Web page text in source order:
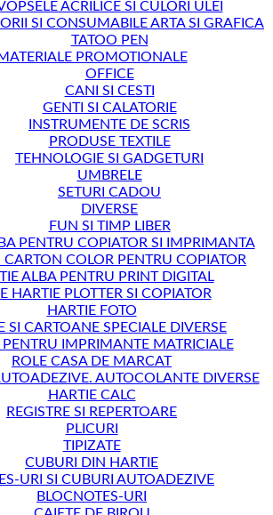
ACRILICE SI CULORI ULEI
SI CONSUMABILE ARTA SI GRAFICA
TATOO PEN
PROMOTIONALE
OFFICE
CANI SI CESTI
GENTI SI CALATORIE
INSTRUMENTE DE SCRIS
PRODUSE TEXTILE
TEHNOLOGIE SI GADGETURI
UMBRELE
SETURI CADOU
DIVERSE
FUN SI TIMP LIBER
PENTRU COPIATOR SI IMPRIMANTA
CARTON COLOR PENTRU COPIATOR
ALBA PENTRU PRINT DIGITAL
HARTIE PLOTTER SI COPIATOR
HARTIE FOTO
SI CARTOANE SPECIALE DIVERSE
PENTRU IMPRIMANTE MATRICIALE
ROLE CASA DE MARCAT
AUTOCOLANTE DIVERSE
HARTIE CALC
REGISTRE SI REPERTOARE
PLICURI
TIPIZATE
CUBURI DIN HARTIE
URI SI CUBURI AUTOADEZIVE
BLOCNOTES-URI